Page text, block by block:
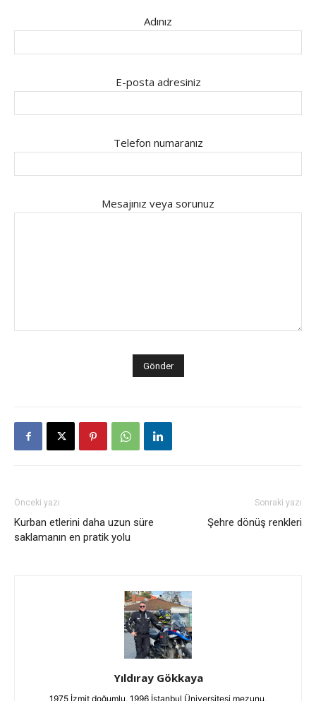
Adınız
E-posta adresiniz
Telefon numaranız
Mesajınız veya sorunuz
Önceki yazı
Kurban etlerini daha uzun süre
saklamanın en pratik yolu
Sonraki yazı
Şehre dönüş renkleri
Yıldıray Gökkaya
1975 İzmit doğumlu, 1996 İstanbul Üniversitesi mezunu,